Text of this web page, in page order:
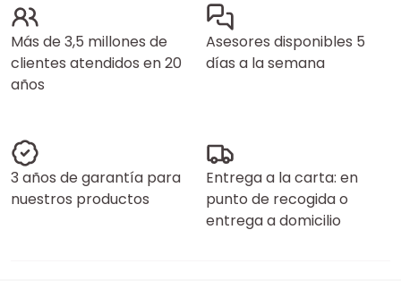
Más de 3,5 millones de
clientes atendidos en 20
años
Asesores disponibles 5
días a la semana
3 años de garantía para
nuestros productos
Entrega a la carta: en
punto de recogida o
entrega a domicilio